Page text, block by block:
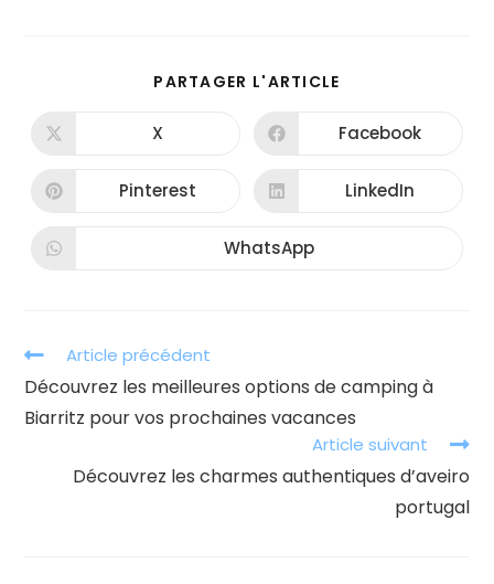
PARTAGER L'ARTICLE
CONTENU
Ouvrir
autre
fenêtre
X Ouvrir
autre
fenêtre
Facebook
Ouvrir
Pinterest Ouvrir
LinkedIn
Ouvrir
WhatsApp
Read
more
articles
Article précédent
Découvrez les meilleures options de camping à
Biarritz pour vos prochaines vacances
Article suivant
Découvrez les charmes authentiques d’aveiro
portugal